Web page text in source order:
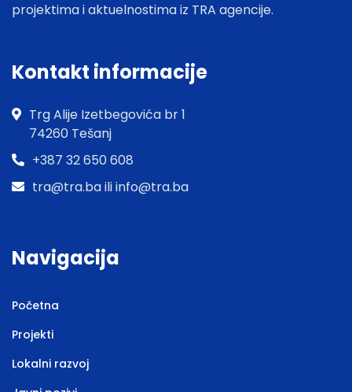
projektima i aktuelnostima iz TRA agencije.
Kontakt informacije
Trg Alije Izetbegovića br 1
74260 Tešanj
+387 32 650 608
tra@tra.ba ili info@tra.ba
Navigacija
Početna
Projekti
Lokalni razvoj